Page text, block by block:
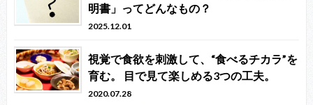
明書」ってどんなもの？
2025.12.01
視覚で食欲を刺激して、“食べるチカラ”を
育む。 目で見て楽しめる3つの工夫。
2020.07.28